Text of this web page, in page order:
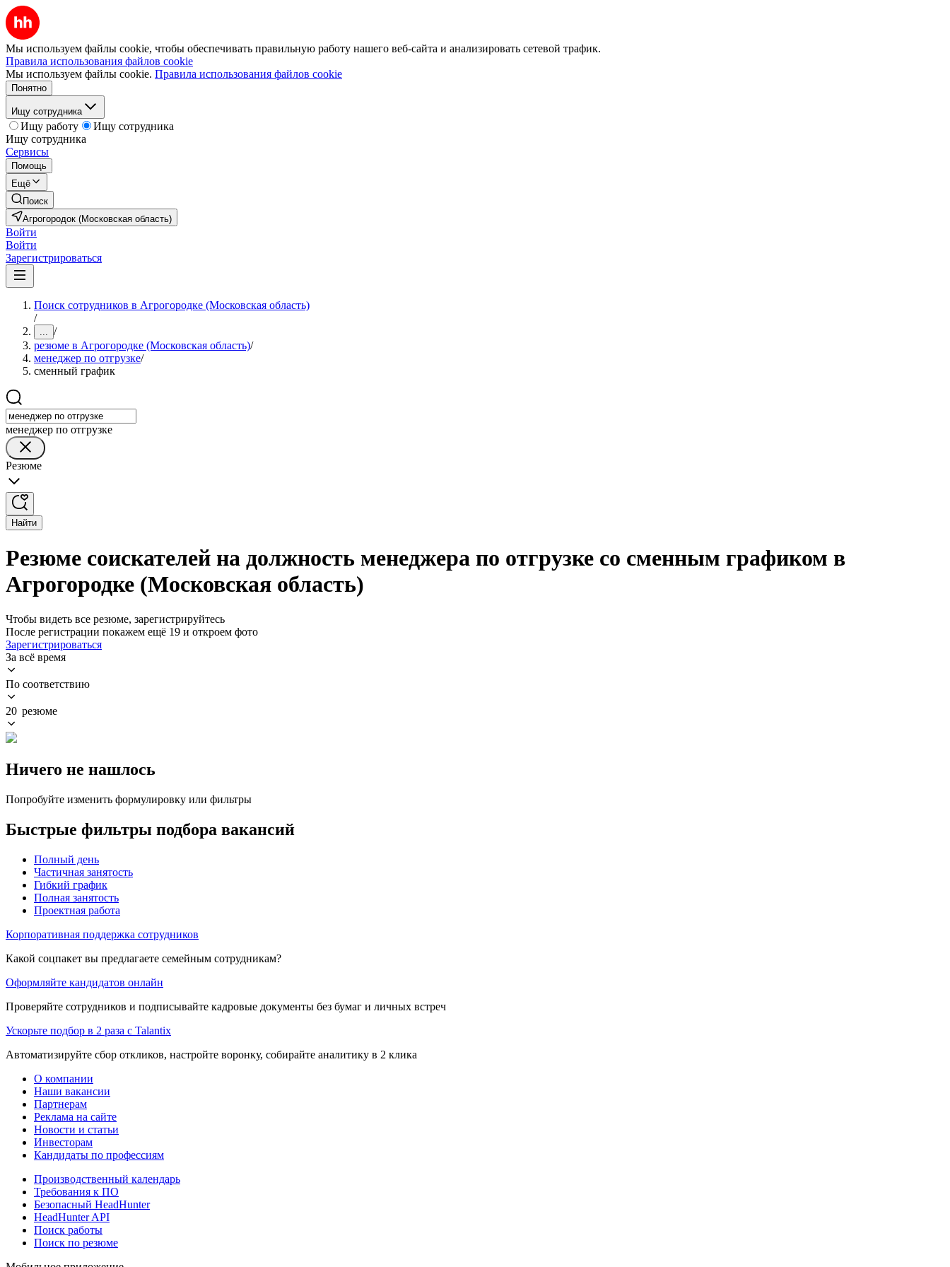
Мы используем файлы cookie, чтобы обеспечивать правильную работу нашего веб-сайта и анализировать сетевой трафик.
Правила использования файлов cookie
Мы используем файлы cookie. Правила использования файлов cookie
Понятно
Ищу сотрудника
Ищу работу
Ищу сотрудника
Ищу сотрудника
Сервисы
Помощь
Ещё
Поиск
Агрогородок (Московская область)
Войти
Войти
Зарегистрироваться
Поиск сотрудников в Агрогородке (Московская область)
/
... /
резюме в Агрогородке (Московская область)/
менеджер по отгрузке/
сменный график
менеджер по отгрузке
Резюме
Найти
Резюме соискателей на должность менеджера по отгрузке со сменным графиком в
Агрогородке (Московская область)
Чтобы видеть все резюме, зарегистрируйтесь
После регистрации покажем ещё 19 и откроем фото
Зарегистрироваться
За всё время
По соответствию
20 резюме
Ничего не нашлось
Попробуйте изменить формулировку или фильтры
Быстрые фильтры подбора вакансий
Полный день
Частичная занятость
Гибкий график
Полная занятость
Проектная работа
Корпоративная поддержка сотрудников
Какой соцпакет вы предлагаете семейным сотрудникам?
Оформляйте кандидатов онлайн
Проверяйте сотрудников и подписывайте кадровые документы без бумаг и личных встреч
Ускорьте подбор в 2 раза с Talantix
Автоматизируйте сбор откликов, настройте воронку, собирайте аналитику в 2 клика
О компании
Наши вакансии
Партнерам
Реклама на сайте
Новости и статьи
Инвесторам
Кандидаты по профессиям
Производственный календарь
Требования к ПО
Безопасный HeadHunter
HeadHunter API
Поиск работы
Поиск по резюме